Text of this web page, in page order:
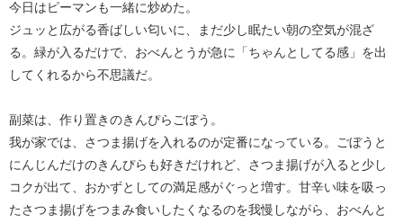
今日はピーマンも一緒に炒めた。
ジュッと広がる香ばしい匂いに、まだ少し眠たい朝の空気が混ざ
る。緑が入るだけで、おべんとうが急に「ちゃんとしてる感」を出
してくれるから不思議だ。
副菜は、作り置きのきんぴらごぼう。
我が家では、さつま揚げを入れるのが定番になっている。ごぼうと
にんじんだけのきんぴらも好きだけれど、さつま揚げが入ると少し
コクが出て、おかずとしての満足感がぐっと増す。甘辛い味を吸っ
たさつま揚げをつまみ食いしたくなるのを我慢しながら、おべんと